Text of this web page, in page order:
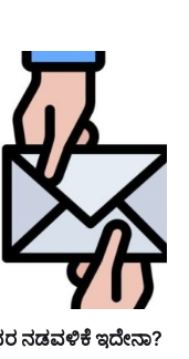
ನಡವಳಿಕೆ ಇದೇನಾ?